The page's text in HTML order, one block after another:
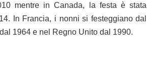
mentre in Canada, la festa è stata
In Francia, i nonni si festeggiano dal
1964 e nel Regno Unito dal 1990.